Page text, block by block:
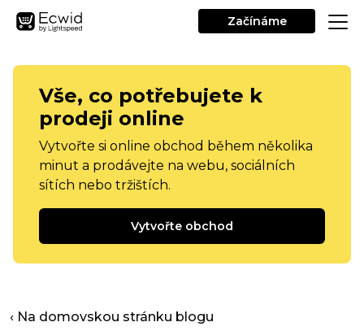
Začínáme
Vše, co potřebujete k
prodeji online
Vytvořte si online obchod během několika
minut a prodávejte na webu, sociálních
sítích nebo tržištích.
Vytvořte obchod
‹ Na domovskou stránku blogu